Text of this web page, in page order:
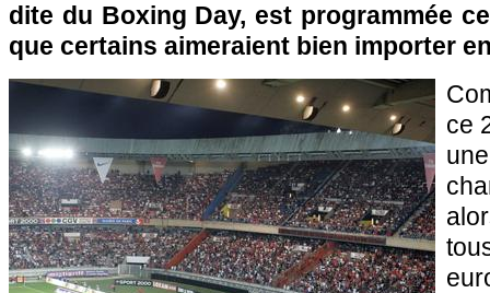
dite du Boxing Day, est programmée
que certains aimeraient bien importer
ce